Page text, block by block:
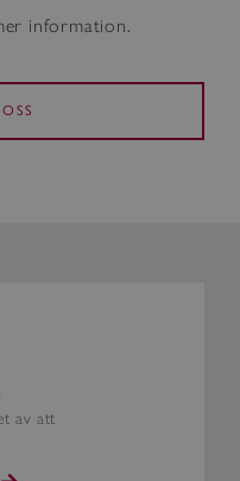
information.
av att